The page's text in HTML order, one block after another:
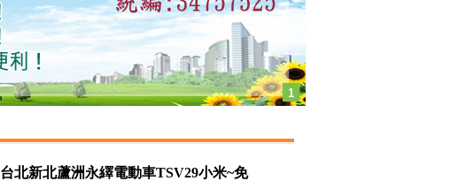
1
台北新北蘆洲永繹電動車TSV29小米~免